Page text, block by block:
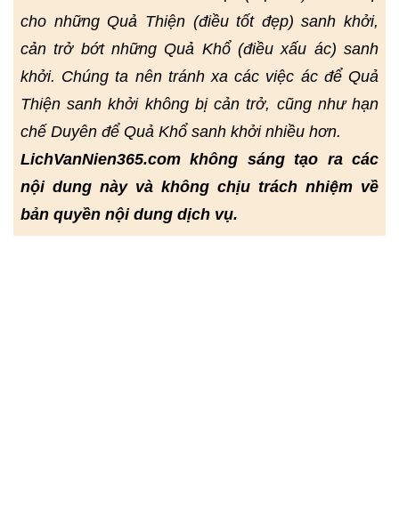
cho những Quả Thiện (điều tốt đẹp) sanh khởi,
cản trở bớt những Quả Khổ (điều xấu ác) sanh
khởi. Chúng ta nên tránh xa các việc ác để Quả
Thiện sanh khởi không bị cản trở, cũng như hạn
chế Duyên để Quả Khổ sanh khởi nhiều hơn.
LichVanNien365.com không sáng tạo ra các
nội dung này và không chịu trách nhiệm về
bản quyền nội dung dịch vụ.